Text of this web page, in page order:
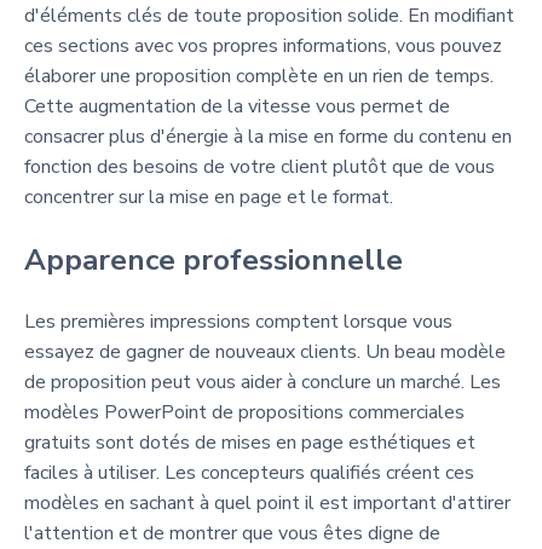
d'éléments clés de toute proposition solide. En modifiant
ces sections avec vos propres informations, vous pouvez
élaborer une proposition complète en un rien de temps.
Cette augmentation de la vitesse vous permet de
consacrer plus d'énergie à la mise en forme du contenu en
fonction des besoins de votre client plutôt que de vous
concentrer sur la mise en page et le format.
Apparence professionnelle
Les premières impressions comptent lorsque vous
essayez de gagner de nouveaux clients. Un beau modèle
de proposition peut vous aider à conclure un marché. Les
modèles PowerPoint de propositions commerciales
gratuits sont dotés de mises en page esthétiques et
faciles à utiliser. Les concepteurs qualifiés créent ces
modèles en sachant à quel point il est important d'attirer
l'attention et de montrer que vous êtes digne de